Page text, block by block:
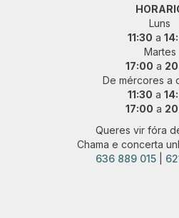
Luns
11:30 a
Martes
17:00 a
De mércores a
11:30 a
17:00 a
Queres vir fóra
Chama e concerta
636 889 015|